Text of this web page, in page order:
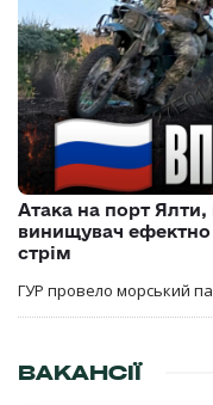
Атака на порт
винищувач
стрім
ГУР провело морський
ВАКАНСІЇ